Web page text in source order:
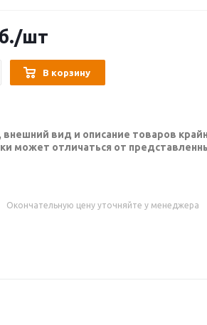
/шт
В корзину
вид и описание товаров
может отличаться от
Окончательную цену уточняйте у менеджера